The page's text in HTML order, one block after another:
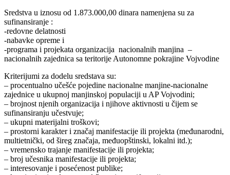
Sredstva u iznosu od 1.873.000,00 dinara namenjena su za
sufinansiranje :
-redovne delatnosti
-nabavke opreme i
-programa i projekata organizacija nacionalnih manjina –
nacionalnih zajednica sa teritorije Autonomne pokrajine Vojvodine
Kriterijumi za dodelu sredstava su:
– procentualno učešće pojedine nacionalne manjine-nacionalne
zajednice u ukupnoj manjinskoj populaciji u AP Vojvodini;
– brojnost njenih organizacija i njihove aktivnosti u čijem se
sufinansiranju učestvuje;
– ukupni materijalni troškovi;
– prostorni karakter i značaj manifestacije ili projekta (međunarodni,
multietnički, od šireg značaja, međuopštinski, lokalni itd.);
– vremensko trajanje manifestacije ili projekta;
– broj učesnika manifestacije ili projekta;
– interesovanje i posećenost publike;